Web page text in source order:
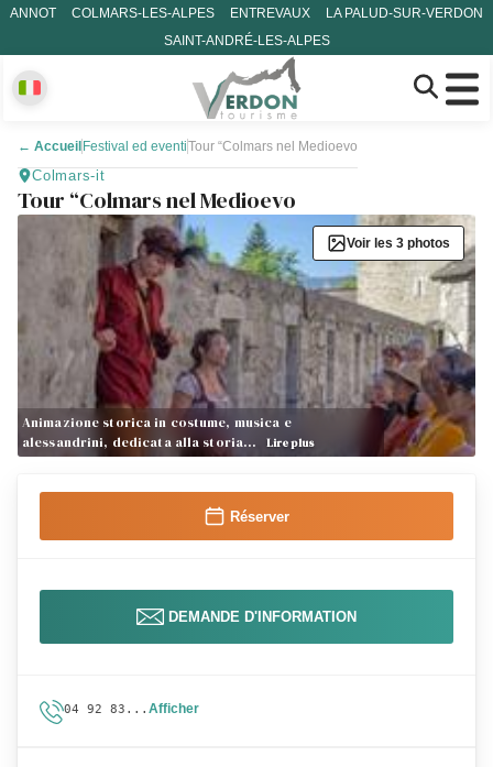
ANNOT COLMARS-LES-ALPES ENTREVAUX
LA PALUD-SUR-VERDON
SAINT-ANDRÉ-LES-ALPES
← Accueil Festival ed eventiTour “Colmars nel Medioevo
Colmars-it
Tour “Colmars nel Medioevo
Animazione storica in costume, musica e
alessandrini, dedicata alla storia…
Lire plus
Voir les 3 photos
Réserver
DEMANDE D'INFORMATION
04 92 83... Afficher